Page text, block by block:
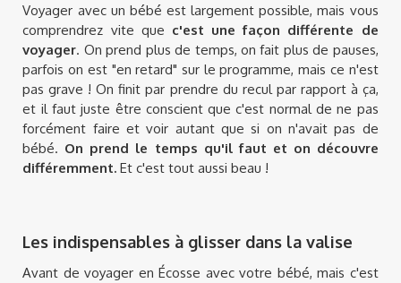
Voyager avec un bébé est largement possible, mais vous
comprendrez vite que c'est une façon différente de
voyager. On prend plus de temps, on fait plus de pauses,
parfois on est "en retard" sur le programme, mais ce n'est
pas grave ! On finit par prendre du recul par rapport à ça,
et il faut juste être conscient que c'est normal de ne pas
forcément faire et voir autant que si on n'avait pas de
bébé. On prend le temps qu'il faut et on découvre
différemment. Et c'est tout aussi beau !
Les indispensables à glisser dans la valise
Avant de voyager en Écosse avec votre bébé, mais c'est